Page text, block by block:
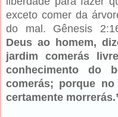
exceto comer da
do mal. Gênesis
Deus ao homem,
jardim comerás
conhecimento do
comerás; porque
certamente